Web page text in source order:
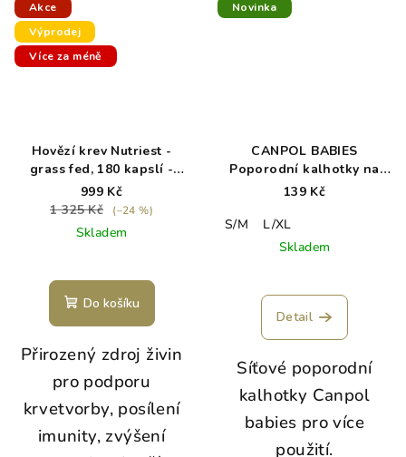
Akce
Výprodej
Více za méně
Hovězí krev Nutriest -
grass fed, 180 kapslí -
exp. 5/26
999 Kč
1 325 Kč
(–24 %)
Skladem
Do košíku
Přirozený zdroj živin
pro podporu
krvetvorby, posílení
imunity, zvýšení
Novinka
CANPOL BABIES
Poporodní kalhotky na
více použití 2ks
139 Kč
S/M
L/XL
Skladem
Detail
Síťové poporodní
kalhotky Canpol
babies pro více
použití.